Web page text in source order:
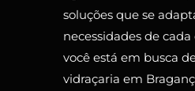
soluções que se
necessidades de cada
você está em busca
vidraçaria em